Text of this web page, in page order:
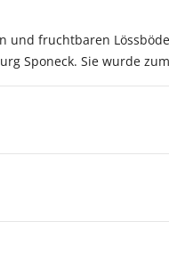
und fruchtbaren
Sponeck. Sie wurde